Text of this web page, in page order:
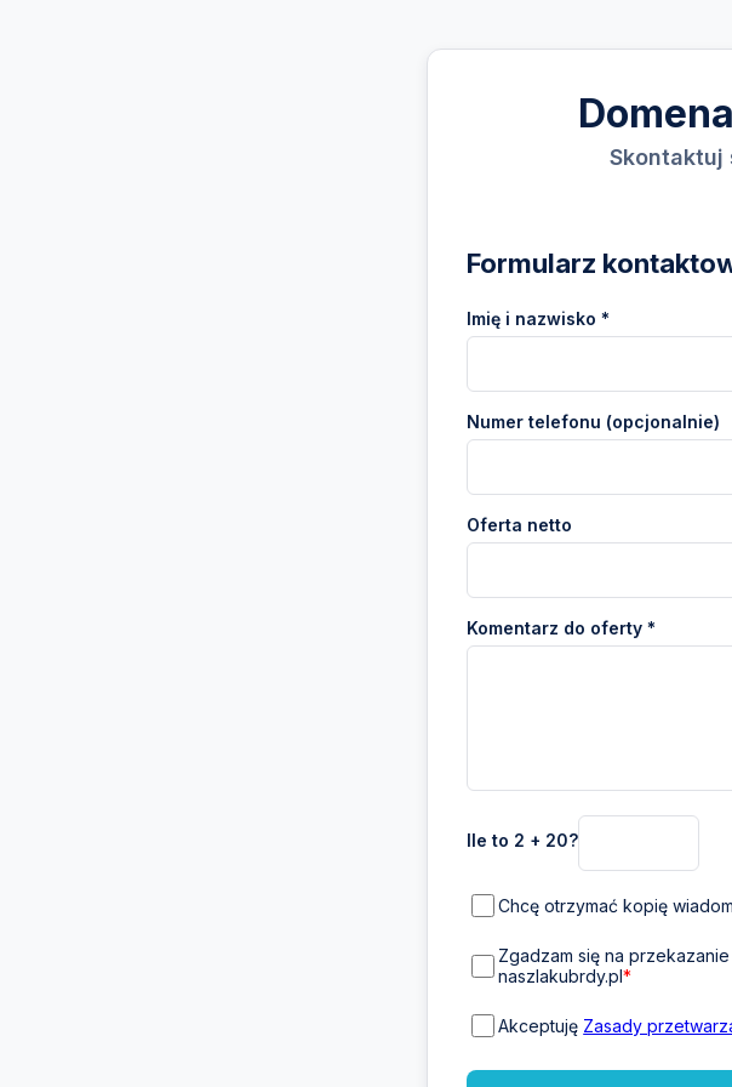
Domena
Skontaktuj
Formularz
Imię i nazwisko *
Numer telefonu (opcjonalnie)
Oferta netto
Komentarz do oferty *
Ile to 2 + 20?
Chcę otrzymać kopię
Zgadzam się na
naszlakubrdy.pl*
Akceptuję Zasady